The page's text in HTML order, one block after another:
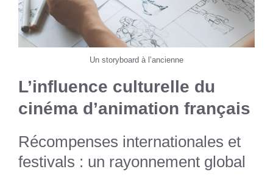
Un storyboard à l’ancienne
L’influence culturelle du
cinéma d’animation français
Récompenses internationales et
festivals : un rayonnement global